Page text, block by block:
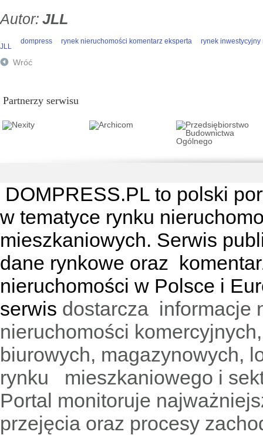
JLL
JLL
dompress rynek nieruchomości komentarz eksperta rynek
Wróć
Partnerzy serwisu
DOMPRESS.PL to polski
w tematyce rynku
mieszkaniowych. Serwis
dane rynkowe oraz
nieruchomości w Polsce i
serwis dostarcza informacje
nieruchomości
biurowych, magazynowych,
rynku mieszkaniowego i
Portal monitoruje
przejęcia oraz procesy